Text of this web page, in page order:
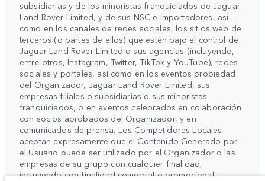
subsidiarias y de los minoristas franquiciados de Jaguar
Land Rover Limited, y de sus NSC e importadores, así
como en los canales de redes sociales, los sitios web de
terceros (o partes de ellos) que estén bajo el control de
Jaguar Land Rover Limited o sus agencias (incluyendo,
entre otros, Instagram, Twitter, TikTok y YouTube), redes
sociales y portales, así como en los eventos propiedad
del Organizador, Jaguar Land Rover Limited, sus
empresas filiales o subsidiarias o sus minoristas
franquiciados, o en eventos celebrados en colaboración
con socios aprobados del Organizador, y en
comunicados de prensa. Los Competidores Locales
aceptan expresamente que el Contenido Generado por
el Usuario puede ser utilizado por el Organizador o las
empresas de su grupo con cualquier finalidad,
incluyendo con finalidad comercial o promocional.